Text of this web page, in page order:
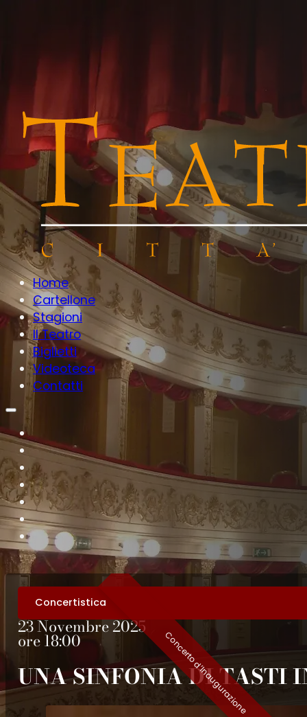
Home
Cartellone
Stagioni
Il Teatro
Biglietti
Videoteca
Contatti
Concerto d’Inaugurazione
Concertistica
23 Novembre 2025
ore 18:00
UNA SINFONIA DI TASTI